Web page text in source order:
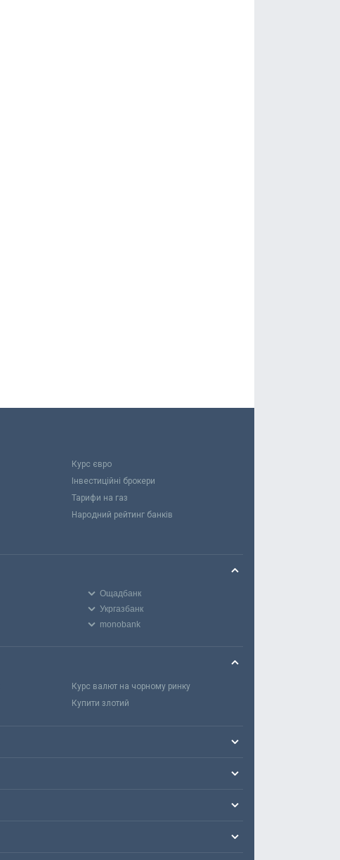
Курс євро
Інвестиційні брокери
Тарифи на газ
Народний рейтинг банків
Ощадбанк
Укргазбанк
monobank
Курс валют на чорному ринку
Купити злотий